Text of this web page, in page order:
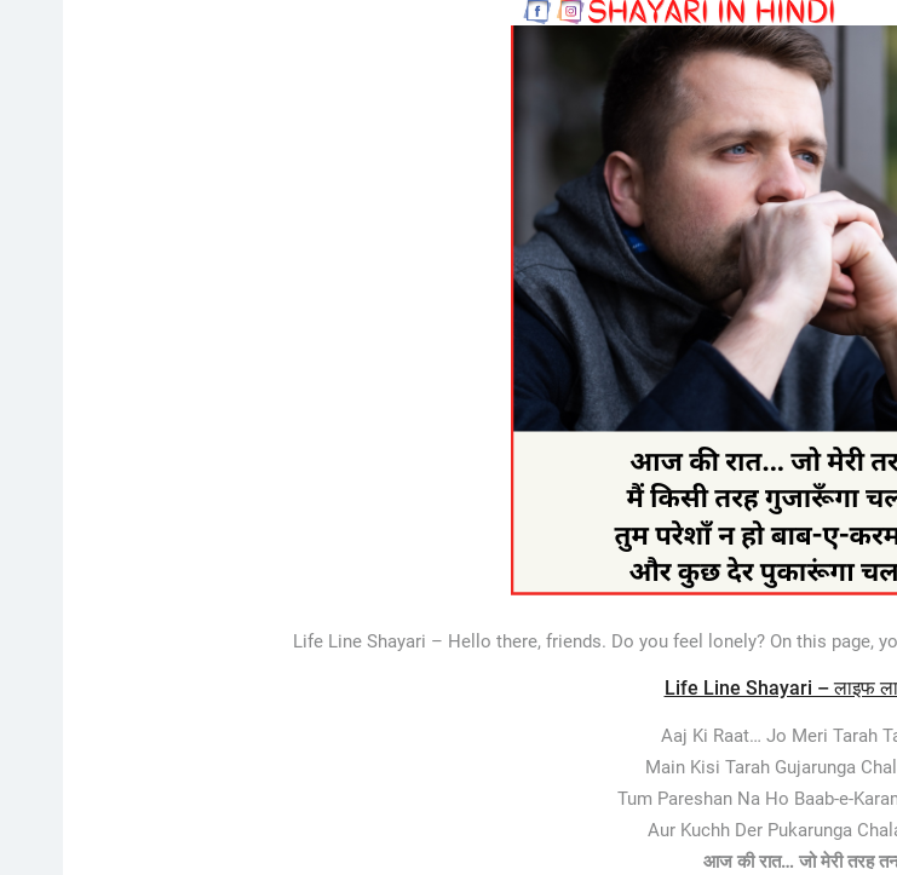
Life Line Shayari – Hello there, friends. Do you feel lonely? On this page,
Life Line Shayari – लाइफ
Aaj Ki Raat… Jo Meri Tarah
Main Kisi Tarah Gujarunga
Tum Pareshan Na Ho Baab-e-
Aur Kuchh Der Pukarunga
आज की रात… जो मेरी तरह